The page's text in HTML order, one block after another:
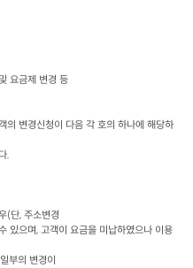
요금제 변경 등
의 변경신청이 다음 각 호의 하나에 해당하
.
(단, 주소변경
있으며, 고객이 요금을 미납하였으나 이용
부의 변경이